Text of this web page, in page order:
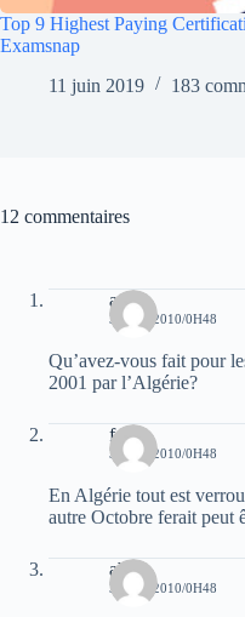
Top 9 Highest Paying
Examsnap
11 juin 2019
183
12 commentaires
anir
3 JUIN 2010/0H48
Qu’avez-vous fait pour
2001 par l’Algérie?
farid
3 JUIN 2010/0H48
En Algérie tout est
autre Octobre ferait peut
abed
3 JUIN 2010/0H48